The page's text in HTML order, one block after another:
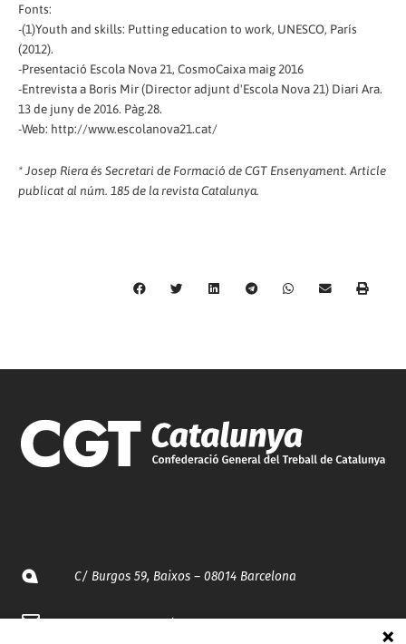
Fonts:
-(1)Youth and skills: Putting education to work, UNESCO, París
(2012).
-Presentació Escola Nova 21, CosmoCaixa maig 2016
-Entrevista a Boris Mir (Director adjunt d'Escola Nova 21) Diari Ara.
13 de juny de 2016. Pàg.28.
-Web: http://www.escolanova21.cat/
* Josep Riera és Secretari de Formació de CGT Ensenyament. Article
publicat al núm. 185 de la revista Catalunya.
C/ Burgos 59, Baixos – 08014 Barcelona
spccc@spcgtcatalunya.cat